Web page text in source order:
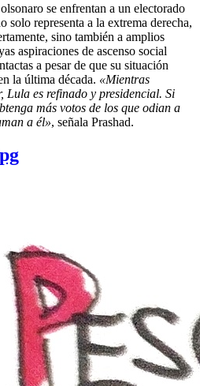
se enfrentan a un electorado
solo representa a la extrema derecha,
sino también a amplios
aspiraciones de ascenso social
a pesar de que su situación
la última década. «Mientras
Lula es refinado y presidencial. Si
más votos de los que odian a
a él», señala Prashad.